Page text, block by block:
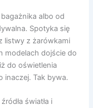
albo od
Spotyka się
listwy z żarówkami
modelach dojście do
do oświetlenia
inaczej. Tak bywa.
światła i